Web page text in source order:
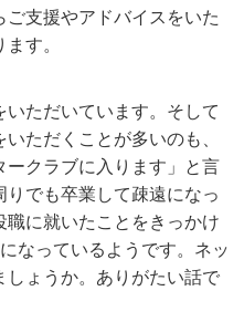
支援やアドバイスをいた
す。
ただいています。そして
ただくことが多いのも、
ークラブに入ります」と言
でも卒業して疎遠になっ
に就いたことをきっかけ
なっているようです。ネッ
しょうか。ありがたい話で